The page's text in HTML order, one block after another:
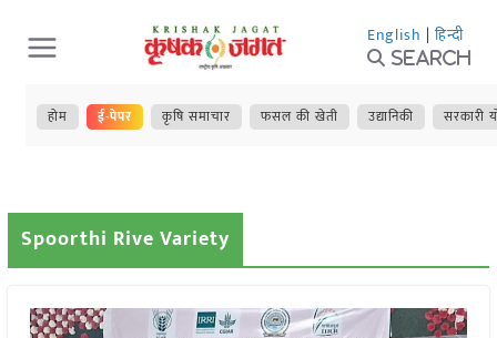
Skip
to
content
English | हिन्दी
Search
होम ई-पेपर कृषि समाचार फसल की खेती उद्यानिकी सरकारी
Spoorthi Rive Variety